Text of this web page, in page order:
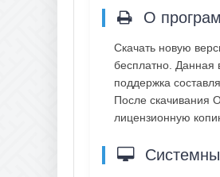
О
Скачать новую
бесплатно. Данная
поддержка
После скачивания
лицензионную